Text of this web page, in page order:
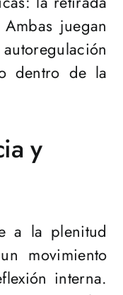
juegan
dentro de la
y
a la plenitud
movimiento
interna.